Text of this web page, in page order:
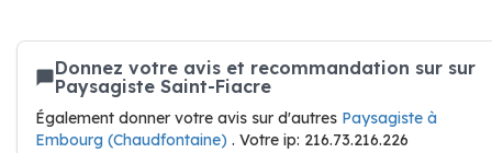
Donnez votre avis et recommandation sur sur
Paysagiste Saint-Fiacre
Également donner votre avis sur d'autres Paysagiste à
Embourg (Chaudfontaine) . Votre ip: 216.73.216.226